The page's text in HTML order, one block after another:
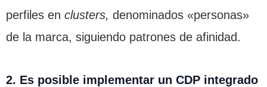
perfiles en clusters, denominados «personas»
de la marca, siguiendo patrones de afinidad.
2. Es posible implementar un CDP integrado